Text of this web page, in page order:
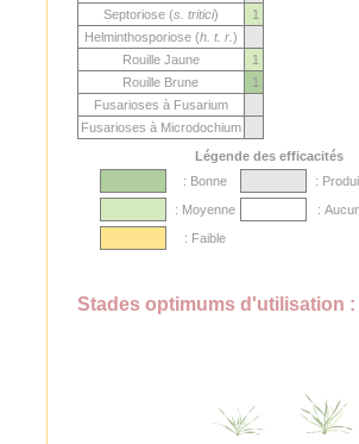
Septoriose (s. tritici)
1
Helminthosporiose (h. t. r. )
Rouille Jaune
1
Rouille Brune
1
Fusarioses à Fusarium
Fusarioses à Microdochium
Légende des efficacités
: Bonne
:
: Moyenne
:
: Faible
Stades optimums d'utilisation :